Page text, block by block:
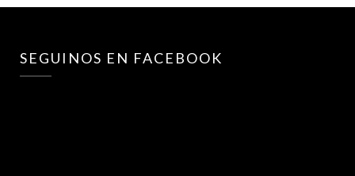
SEGUINOS EN FACEBOOK